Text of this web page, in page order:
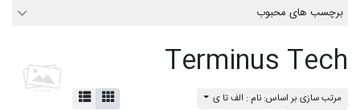
برچسب های محبوب
Terminus Tech
مرتب سازی بر اساس: نام : الف تا ی